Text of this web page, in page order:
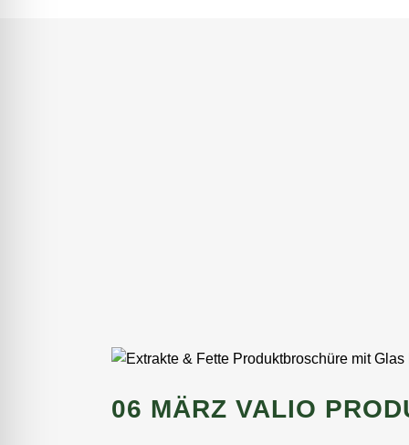
06 MÄRZ VALIO